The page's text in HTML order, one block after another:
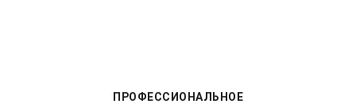
ПРОФЕССИОНАЛЬНОЕ